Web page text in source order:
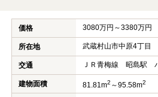
価格 3080万円～3380万円
所在地 武蔵村山市中原4丁目
交通 ＪＲ青梅線 昭島駅
建物面積 81.81m2 ～95.58m2